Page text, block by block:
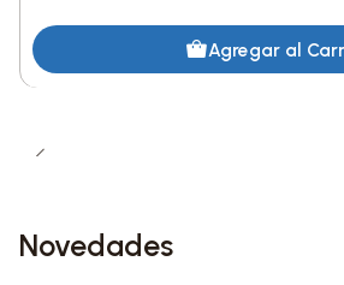
Agregar al
Novedades